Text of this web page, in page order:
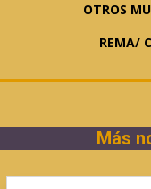
OTROS
REMA/
Más